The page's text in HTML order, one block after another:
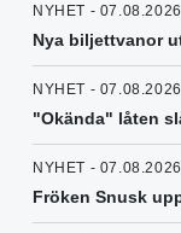
NYHET - 07.08.2026
Nya biljettvanor
NYHET - 07.08.2026
"Okända" låten
NYHET - 07.08.2026
Fröken Snusk